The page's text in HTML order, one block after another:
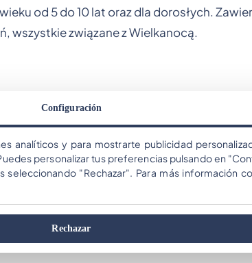
od 5 do 10 lat oraz dla dorosłych.
wszystkie związane z Wielkanocą.
ekranu.
Configuración
analíticos y para mostrarte publicidad
personalizar tus preferencias pulsando en
"Rechazar". Para más información
Rechazar